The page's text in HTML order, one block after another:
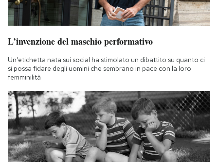
L’invenzione del maschio performativo
Un'etichetta nata sui social ha stimolato un dibattito su quanto ci
si possa fidare degli uomini che sembrano in pace con la loro
femminilità